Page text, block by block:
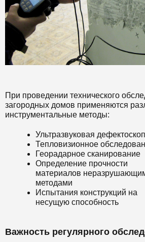
При проведении технического
загородных домов применяются
инструментальные методы:
Ультразвуковая
Тепловизионное
Георадарное сканирование
Определение прочности
материалов
методами
Испытания конструкций на
несущую способность
Важность регулярного